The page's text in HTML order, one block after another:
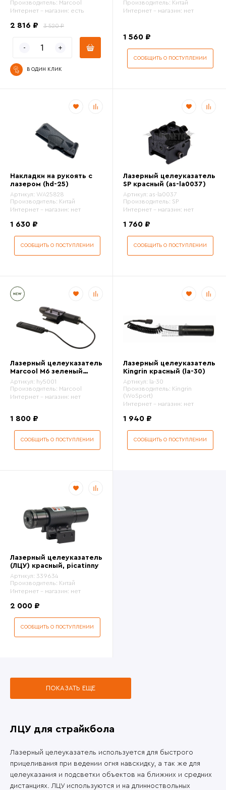
Производитель: Marcool
Интернет - магазин: есть
3 520 ₽
2 816 ₽
В ОДИН КЛИК
Производитель: Китай
Интернет - магазин: нет
1 560 ₽
СООБЩИТЬ О ПОСТУПЛЕНИИ
Накладки на рукоять с
лазером (hd-25)
Артикул: WA25828
Производитель: Китай
Интернет - магазин: нет
1 630 ₽
СООБЩИТЬ О ПОСТУПЛЕНИИ
Лазерный целеуказатель
SP красный (as-la0037)
Артикул: as-la0037
Производитель: SP
Интернет - магазин: нет
1 760 ₽
СООБЩИТЬ О ПОСТУПЛЕНИИ
Лазерный целеуказатель
Marcool M6 зеленый
(hy5001)
Артикул: hy5001
Производитель: Marcool
Интернет - магазин: нет
1 800 ₽
СООБЩИТЬ О ПОСТУПЛЕНИИ
Лазерный целеуказатель
Kingrin красный (la-30)
Артикул: la-30
Производитель: Kingrin
(WoSport)
Интернет - магазин: нет
1 940 ₽
СООБЩИТЬ О ПОСТУПЛЕНИИ
Лазерный целеуказатель
(ЛЦУ) красный, picatinny
Артикул: 339634
Производитель: Китай
Интернет - магазин: нет
2 000 ₽
СООБЩИТЬ О ПОСТУПЛЕНИИ
ПОКАЗАТЬ ЕЩЕ
ЛЦУ для страйкбола
Лазерный целеуказатель используется для быстрого
прицеливания при ведении огня навскидку, а так же для
целеуказания и подсветки объектов на ближних и средних
дистанциях. ЛЦУ используются и на длинноствольных